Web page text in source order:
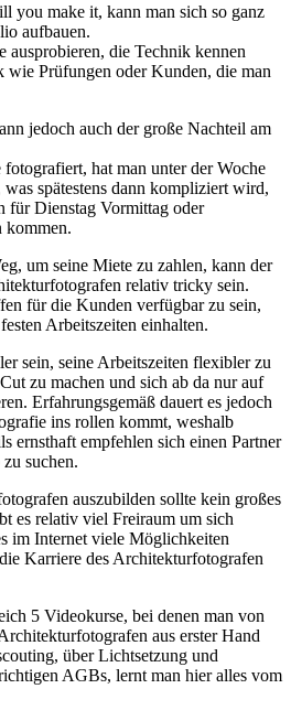
you make it, kann man sich so ganz
aufbauen.
ausprobieren, die Technik kennen
wie Prüfungen oder Kunden, die man
jedoch auch der große Nachteil am
hat man unter der Woche
spätestens dann kompliziert wird,
für Dienstag Vormittag oder
kommen.
um seine Miete zu zahlen, kann der
relativ tricky sein.
für die Kunden verfügbar zu sein,
Arbeitszeiten einhalten.
sein, seine Arbeitszeiten flexibler zu
zu machen und sich ab da nur auf
Erfahrungsgemäß dauert es jedoch
ins rollen kommt, weshalb
ernsthaft empfehlen sich einen Partner
suchen.
auszubilden sollte kein großes
es relativ viel Freiraum um sich
im Internet viele Möglichkeiten
Karriere des Architekturfotografen
5 Videokurse, bei denen man von
aus erster Hand
über Lichtsetzung und
AGBs, lernt man hier alles vom